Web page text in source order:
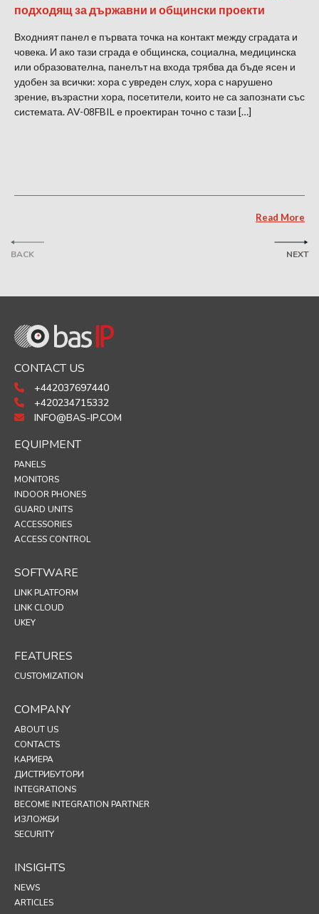
BACK
подходящ за държавни и общински проекти
Входният панел е първата точка на контакт между сградата и
човека. И ако тази сграда е общинска, социална, медицинска
или образователна, панелът на входа трябва да бъде ясен и
удобен за всички: хора с увреден слух, хора с нарушено
зрение, възрастни хора, посетители, които не са запознати със
системата. AV-08FBIL е проектиран точно с тази […]
Read More
NEXT
CONTACT US
+442037697440
+420234715332
INFO@BAS-IP.COM
EQUIPMENT
PANELS
MONITORS
INDOOR PHONES
GUARD UNITS
ACCESSORIES
ACCESS CONTROL
SOFTWARE
LINK PLATFORM
LINK CLOUD
UKEY
FEATURES
CUSTOMIZATION
COMPANY
ABOUT US
CONTACTS
КАРИЕРА
ДИСТРИБУТОРИ
INTEGRATIONS
BECOME INTEGRATION PARTNER
ИЗЛОЖБИ
SECURITY
INSIGHTS
NEWS
ARTICLES